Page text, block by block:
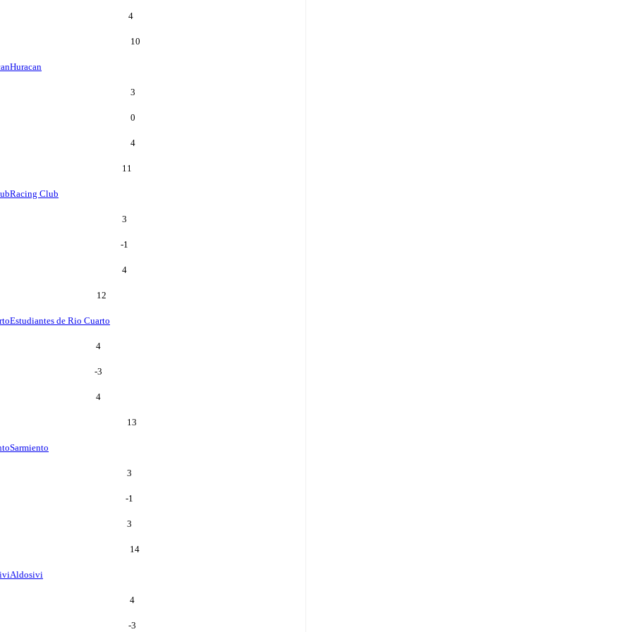
4
10
Huracan
3
0
4
11
Racing Club
3
-1
4
12
Estudiantes de Rio Cuarto
4
-3
4
13
Sarmiento
3
-1
3
14
Aldosivi
4
-3